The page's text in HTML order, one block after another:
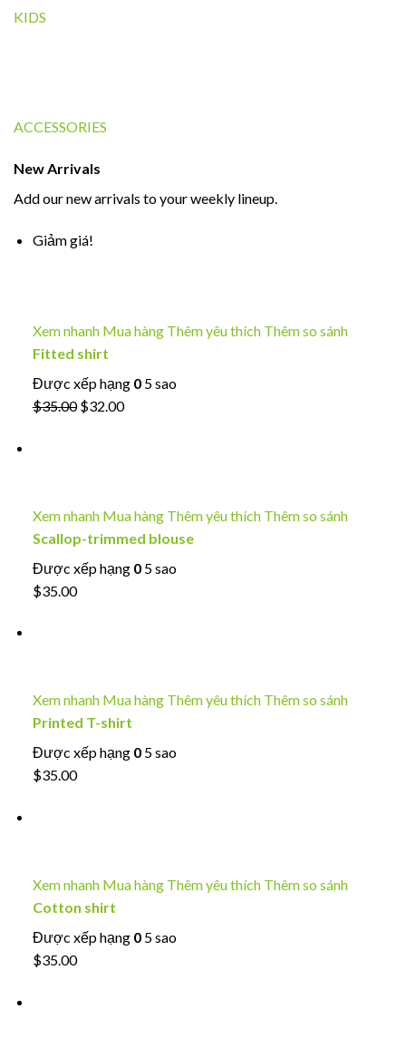
KIDS
ACCESSORIES
New Arrivals
Add our new arrivals to your weekly lineup.
Giảm giá!
Xem nhanhMua hàngThêm yêu thíchThêm so sánh
Fitted shirt
Được xếp hạng 05 sao
$35.00 $32.00
Xem nhanhMua hàngThêm yêu thíchThêm so sánh
Scallop-trimmed blouse
Được xếp hạng 05 sao
$35.00
Xem nhanhMua hàngThêm yêu thíchThêm so sánh
Printed T-shirt
Được xếp hạng 05 sao
$35.00
Xem nhanhMua hàngThêm yêu thíchThêm so sánh
Cotton shirt
Được xếp hạng 05 sao
$35.00